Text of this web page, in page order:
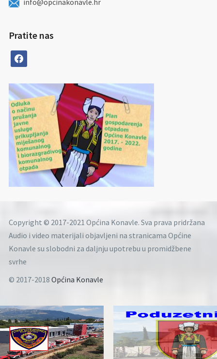
info@opcinakonavle.hr
Pratite nas
facebook
Copyright © 2017-2021 Općina Konavle. Sva prava pridržana
Audio i video materijali objavljeni na stranicama Općine
Konavle su slobodni za daljnju upotrebu u promidžbene
svrhe
© 2017-2018 Općina Konavle